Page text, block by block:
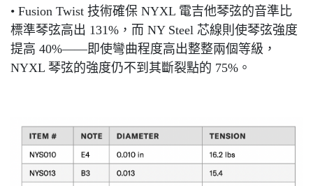
• Fusion Twist 技術確保 NYXL 電吉他琴弦的音準比
標準琴弦高出 131%，而 NY Steel 芯線則使琴弦強度
提高 40%——即使彎曲程度高出整整兩個等級，
NYXL 琴弦的強度仍不到其斷裂點的 75%。